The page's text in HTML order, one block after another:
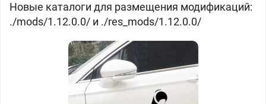
Новые каталоги для размещения модификаций:
./mods/1.12.0.0/ и ./res_mods/1.12.0.0/